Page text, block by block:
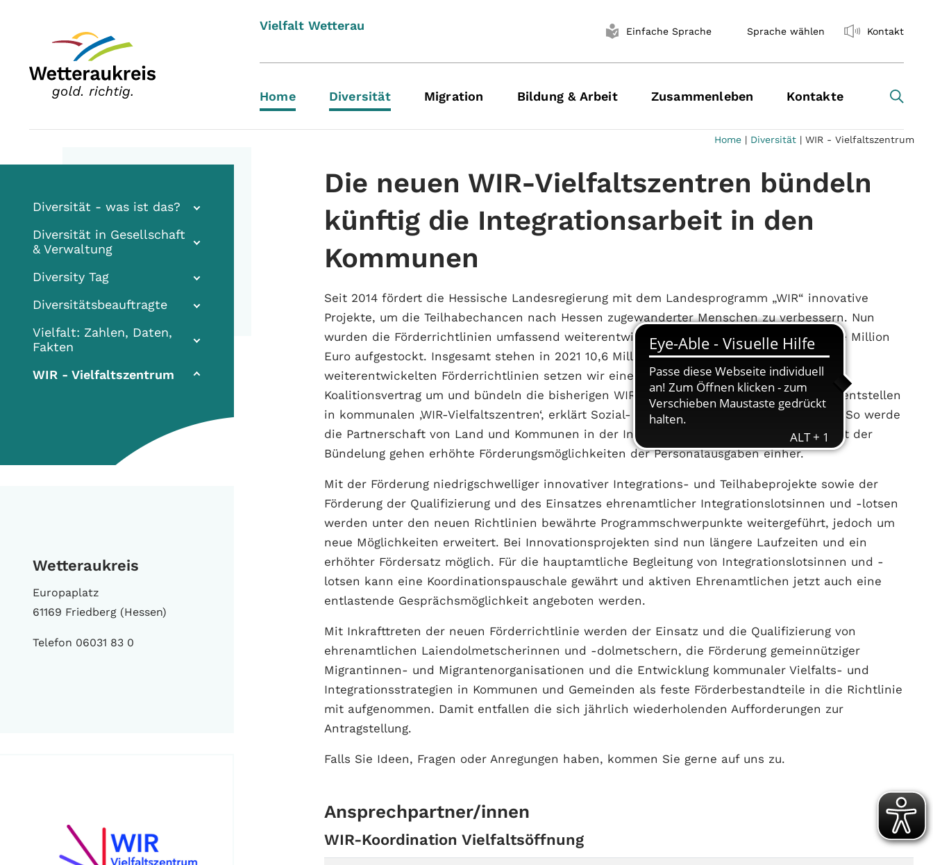
Vielfalt Wetterau Einfache Sprache Sprache wählen Kontakt
Home Diversität Migration Bildung & Arbeit Zusammenleben Kontakte
Diversität - was ist das?
Diversität in Gesellschaft
& Verwaltung
Diversity Tag
Diversitätsbeauftragte
Vielfalt: Zahlen, Daten,
Fakten
WIR - Vielfaltszentrum (current)
Wetteraukreis
Europaplatz
61169 Friedberg (Hessen)
Telefon 06031 83 0
Home| Diversität| WIR - Vielfaltszentrum
Die neuen WIR-Vielfaltszentren bündeln
künftig die Integrationsarbeit in den
Kommunen
Seit 2014 fördert die Hessische Landesregierung mit dem Landesprogramm „WIR“ innovative
Projekte, um die Teilhabechancen nach Hessen zugewanderter Menschen zu verbessern. Nun
wurden die Förderrichtlinien umfassend weiterentwickelt und das Budget um eine halbe Million
Euro aufgestockt. Insgesamt stehen in 2021 10,6 Millionen Euro zur Verfügung. „Mit den
weiterentwickelten Förderrichtlinien setzen wir eine weitere Vereinbarung aus dem
Koalitionsvertrag um und bündeln die bisherigen WIR-Koordinations- und -Fallmanagementstellen
in kommunalen ‚WIR-Vielfaltszentren‘, erklärt Sozial- und Integrationsminister Kai Klose. So werde
die Partnerschaft von Land und Kommunen in der Integrationspolitik weiter gestärkt. Mit der
Bündelung gehen erhöhte Förderungsmöglichkeiten der Personalausgaben einher.
Mit der Förderung niedrigschwelliger innovativer Integrations- und Teilhabeprojekte sowie der
Förderung der Qualifizierung und des Einsatzes ehrenamtlicher Integrationslotsinnen und -lotsen
werden unter den neuen Richtlinien bewährte Programmschwerpunkte weitergeführt, jedoch um
neue Möglichkeiten erweitert. Bei Innovationsprojekten sind nun längere Laufzeiten und ein
erhöhter Fördersatz möglich. Für die hauptamtliche Begleitung von Integrationslotsinnen und -
lotsen kann eine Koordinationspauschale gewährt und aktiven Ehrenamtlichen jetzt auch eine
entlastende Gesprächsmöglichkeit angeboten werden.
Mit Inkrafttreten der neuen Förderrichtlinie werden der Einsatz und die Qualifizierung von
ehrenamtlichen Laiendolmetscherinnen und -dolmetschern, die Förderung gemeinnütziger
Migrantinnen- und Migrantenorganisationen und die Entwicklung kommunaler Vielfalts- und
Integrationsstrategien in Kommunen und Gemeinden als feste Förderbestandteile in die Richtlinie
mit aufgenommen. Damit entfallen die sich jährlich wiederholenden Aufforderungen zur
Antragstellung.
Falls Sie Ideen, Fragen oder Anregungen haben, kommen Sie gerne auf uns zu.
Ansprechpartner/innen
WIR-Koordination Vielfaltsöffnung